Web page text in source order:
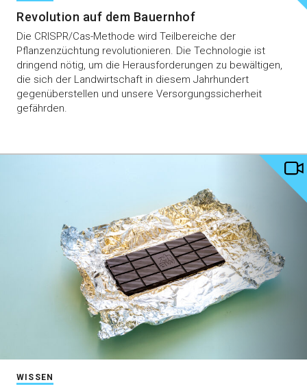
Revolution auf dem Bauernhof
Die CRISPR/Cas-Methode wird Teilbereiche der
Pflanzenzüchtung revolutionieren. Die Technologie ist
dringend nötig, um die Herausforderungen zu bewältigen,
die sich der Landwirtschaft in diesem Jahrhundert
gegenüberstellen und unsere Versorgungssicherheit
gefährden.
WISSEN